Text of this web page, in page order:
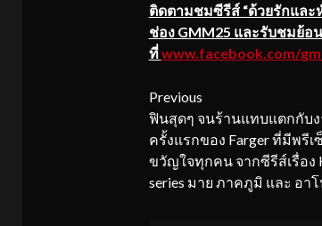
ติดตามชมซีรีส์ “ด้วยรักและ
ช่อง GMM25 และรับชมย้อ
ที่www.facebook.com/
Continue
Reading
Previous
ฟินสุดๆ จนร้านแทบแตกกับง
ครั้งแรกของ Farger ที่มีพรี
ขวัญใจทุกคน จากซีรีส์เรื่อง
series มาย ภาคภูมิ และ อ